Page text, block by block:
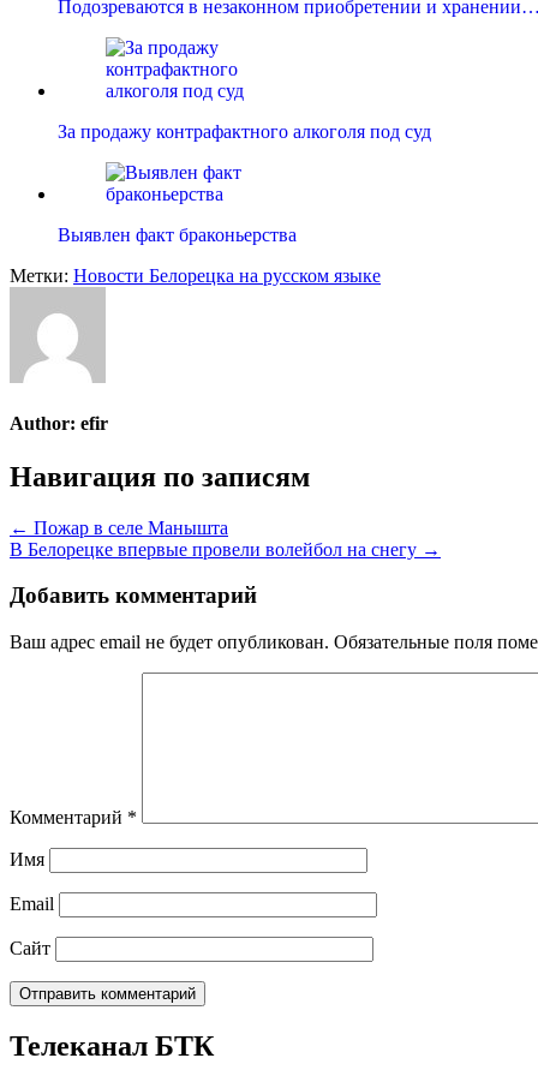
Подозреваются в незаконном приобретении и
За продажу контрафактного алкоголя под суд
Выявлен факт браконьерства
Метки: Новости Белорецка на русском языке
Author: efir
Навигация по записям
← Пожар в селе Манышта
В Белорецке впервые провели волейбол на снегу →
Добавить комментарий
Ваш адрес email не будет опубликован. Обязательные поля
Комментарий *
Имя
Email
Сайт
Телеканал БТК